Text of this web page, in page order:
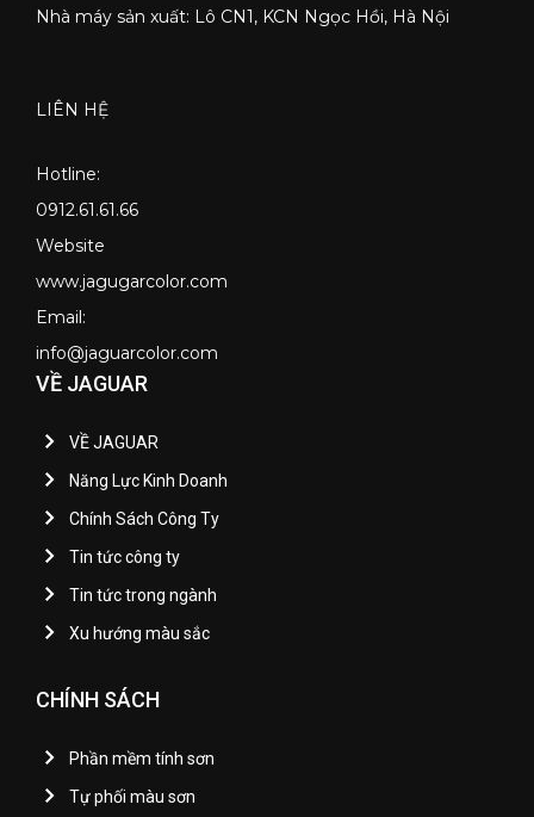
Nhà máy sản xuất: Lô CN1, KCN Ngọc Hồi, Hà Nội
LIÊN HỆ
Hotline:
0912.61.61.66
Website
www.jagugarcolor.com
Email:
info@jaguarcolor.com
VỀ JAGUAR
VỀ JAGUAR
Năng Lực Kinh Doanh
Chính Sách Công Ty
Tin tức công ty
Tin tức trong ngành
Xu hướng màu sắc
CHÍNH SÁCH
Phần mềm tính sơn
Tự phối màu sơn